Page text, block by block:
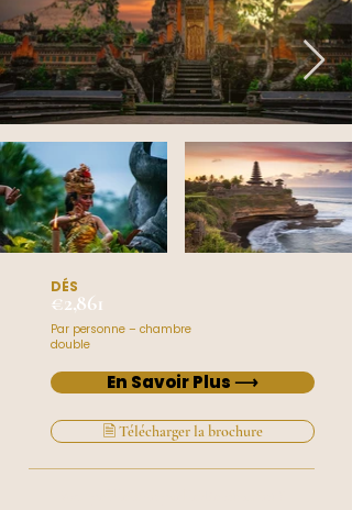
€2,861
DÉS
Par personne – chambre
double
En Savoir Plus ⟶
🗎 Télécharger la brochure